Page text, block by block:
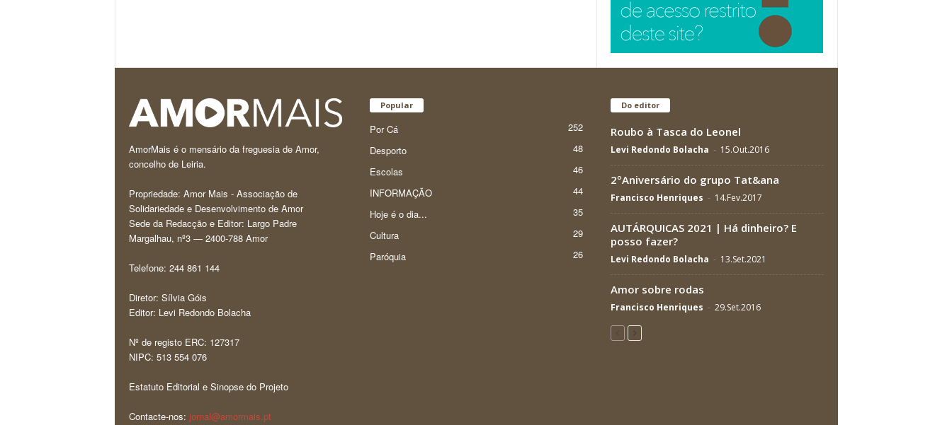
AmorMais é o mensário da freguesia de Amor,
concelho de Leiria.
Propriedade: Amor Mais - Associação de
Solidariedade e Desenvolvimento de Amor
Sede da Redacção e Editor: Largo Padre
Margalhau, nº3 — 2400-788 Amor
Telefone: 244 861 144
Diretor: Sílvia Góis
Editor: Levi Redondo Bolacha
Nº de registo ERC: 127317
NIPC: 513 554 076
Estatuto Editorial e Sinopse do Projeto
Contacte-nos: jornal@amormais.pt
Popular
Por Cá
252
Desporto
48
Escolas
46
INFORMAÇÃO
44
Hoje é o dia...
35
Cultura
29
Paróquia
26
Do editor
Roubo à Tasca do Leonel
Levi Redondo Bolacha - 15.Out.2016
2ºAniversário do grupo Tat&ana
Francisco Henriques - 14.Fev.2017
AUTÁRQUICAS 2021 | Há dinheiro? E
posso fazer?
Levi Redondo Bolacha - 13.Set.2021
Amor sobre rodas
Francisco Henriques - 29.Set.2016